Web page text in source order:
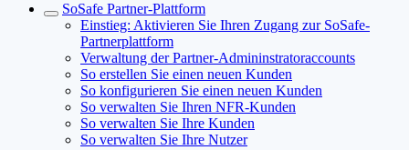
SoSafe Partner-Plattform
Einstieg: Aktivieren Sie Ihren Zugang zur SoSafe-
Partnerplattform
Verwaltung der Partner-Admininstratoraccounts
So erstellen Sie einen neuen Kunden
So konfigurieren Sie einen neuen Kunden
So verwalten Sie Ihren NFR-Kunden
So verwalten Sie Ihre Kunden
So verwalten Sie Ihre Nutzer